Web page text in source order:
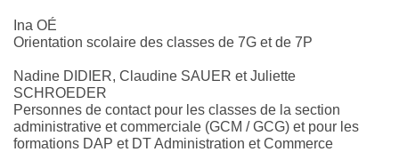
Ina OÉ
Orientation scolaire des classes de 7G et de 7P
Nadine DIDIER, Claudine SAUER et Juliette
SCHROEDER
Personnes de contact pour les classes de la section
administrative et commerciale (GCM / GCG) et pour les
formations DAP et DT Administration et Commerce